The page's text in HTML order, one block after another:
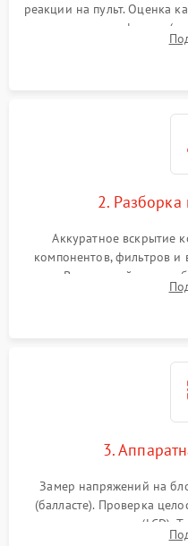
реакции на пульт. Оценка
наличия артефактов
системы охлаждения
2.
Аккуратное вскрытие
компонентов, фильтров и
пыли. Визуальный осмотр
материнской платы на
3.
Замер напряжений на
(балласте). Проверка
или поляризаторов (LCD).
температуры и